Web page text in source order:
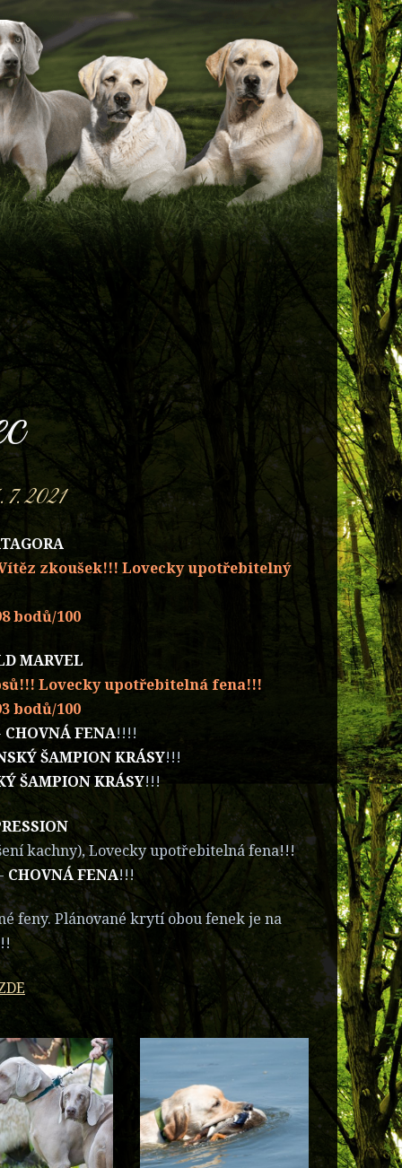
2021
Vítěz zkoušek!!! Lovecky upotřebitelný
bodů/100
MARVEL
Lovecky upotřebitelná fena!!!
bodů/100
CHOVNÁ FENA!!!!
ŠAMPION KRÁSY!!!
ŠAMPION KRÁSY!!!
kachny), Lovecky upotřebitelná fena!!!
CHOVNÁ FENA!!!
feny. Plánované krytí obou fenek je na